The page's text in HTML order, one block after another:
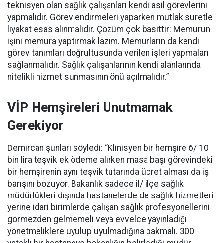
teknisyen olan sağlık çalışanları kendi asil görevlerini
yapmalıdır. Görevlendirmeleri yaparken mutlak suretle
liyakat esas alınmalıdır. Çözüm çok basittir: Memurun
işini memura yaptırmak lazım. Memurların da kendi
görev tanımları doğrultusunda verilen işleri yapmaları
sağlanmalıdır. Sağlık çalışanlarının kendi alanlarında
nitelikli hizmet sunmasının önü açılmalıdır.”
VİP Hemşireleri Unutmamak
Gerekiyor
Demircan şunları söyledi: “Klinisyen bir hemşire 6/ 10
bin lira teşvik ek ödeme alırken masa başı görevindeki
bir hemşirenin aynı teşvik tutarında ücret alması da iş
barışını bozuyor. Bakanlık sadece il/ ilçe sağlık
müdürlükleri dışında hastanelerde de sağlık hizmetleri
yerine idari birimlerde çalışan sağlık profesyonellerini
görmezden gelmemeli veya evvelce yayınladığı
yönetmeliklere uyulup uyulmadığına bakmalı. 300